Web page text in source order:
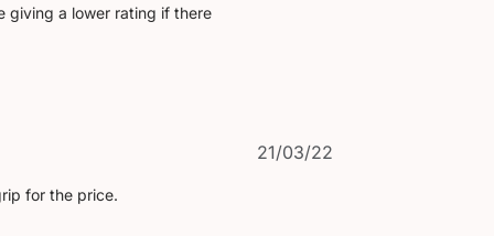
giving a lower rating if there
for the price.
21/03/22